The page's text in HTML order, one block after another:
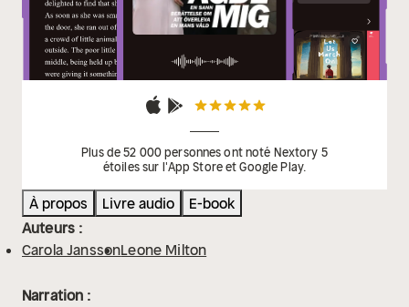
Plus de 52 000 personnes ont noté Nextory 5
étoiles sur l'App Store et Google Play.
À propos Livre audio
E-book
Auteurs :
Carola JanssonLeone Milton
Narration :